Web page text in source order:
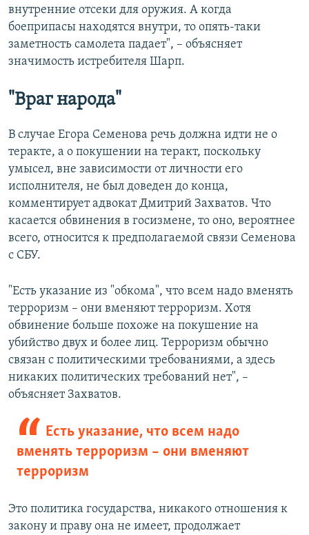
внутренние отсеки для оружия. А когда
боеприпасы находятся внутри, то опять-таки
заметность самолета падает", – объясняет
значимость истребителя Шарп.
"Враг народа"
В случае Егора Семенова речь должна идти не о
теракте, а о покушении на теракт, поскольку
умысел, вне зависимости от личности его
исполнителя, не был доведен до конца,
комментирует адвокат Дмитрий Захватов. Что
касается обвинения в госизмене, то оно, вероятнее
всего, относится к предполагаемой связи Семенова
с СБУ.
"Есть указание из "обкома", что всем надо вменять
терроризм – они вменяют терроризм. Хотя
обвинение больше похоже на покушение на
убийство двух и более лиц. Терроризм обычно
связан с политическими требованиями, а здесь
никаких политических требований нет", –
объясняет Захватов.
Есть указание, что всем надо
вменять терроризм – они вменяют
терроризм
Это политика государства, никакого отношения к
закону и праву она не имеет, продолжает